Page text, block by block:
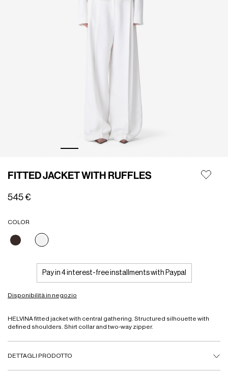
FITTED JACKET WITH RUFFLES
545 €
COLOR
selezionato
Pay in 4 interest-free installments with Paypal
Disponibilità in negozio
HELVINA fitted jacket with central gathering. Structured silhouette with
defined shoulders. Shirt collar and two-way zipper.
DETTAGLI PRODOTTO